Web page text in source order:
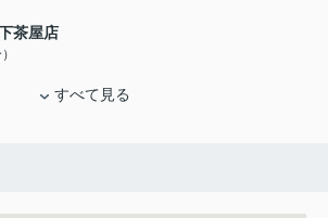
茶屋店
すべて見る